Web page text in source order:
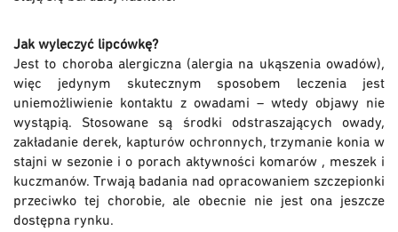
Jak wyleczyć lipcówkę?
Jest to choroba alergiczna (alergia na ukąszenia owadów),
więc jedynym skutecznym sposobem leczenia jest
uniemożliwienie kontaktu z owadami – wtedy objawy nie
wystąpią. Stosowane są środki odstraszających owady,
zakładanie derek, kapturów ochronnych, trzymanie konia w
stajni w sezonie i o porach aktywności komarów , meszek i
kuczmanów. Trwają badania nad opracowaniem szczepionki
przeciwko tej chorobie, ale obecnie nie jest ona jeszcze
dostępna rynku.